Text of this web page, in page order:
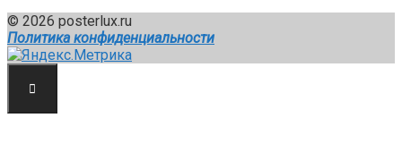
© 2026 posterlux.ru
Политика конфиденциальности